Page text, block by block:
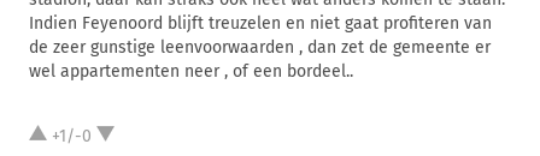
Indien Feyenoord blijft treuzelen en niet gaat profiteren van
de zeer gunstige leenvoorwaarden , dan zet de gemeente er
wel appartementen neer , of een bordeel..
+1/-0